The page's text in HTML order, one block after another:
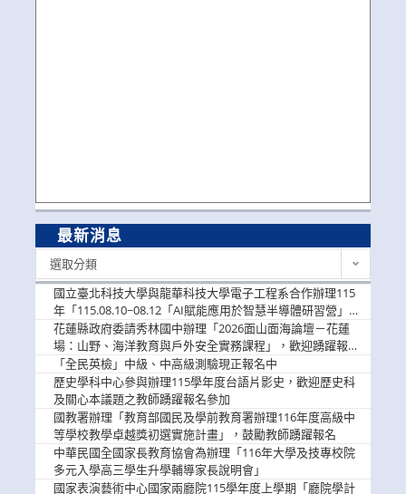
最新消息
選取分類
國立臺北科技大學與龍華科技大學電子工程系合作辦理115
年「115.08.10~08.12「AI賦能應用於智慧半導體研習營」，
歡迎學生踴躍報名參加
花蓮縣政府委請秀林國中辦理「2026面山面海論壇－花蓮
場：山野、海洋教育與戶外安全實務課程」，歡迎踴躍報名
參加
「全民英檢」中級、中高級測驗現正報名中
歷史學科中心參與辦理115學年度台語片影史，歡迎歷史科
及關心本議題之教師踴躍報名參加
國教署辦理「教育部國民及學前教育署辦理116年度高級中
等學校教學卓越獎初選實施計畫」，鼓勵教師踴躍報名
中華民國全國家長教育協會為辦理「116年大學及技專校院
多元入學高三學生升學輔導家長說明會」
國家表演藝術中心國家兩廳院115學年度上學期「廳院學計